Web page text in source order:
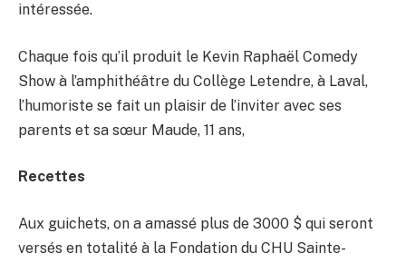
intéressée.
Chaque fois qu’il produit le Kevin Raphaël Comedy
Show à l’amphithéâtre du Collège Letendre, à Laval,
l’humoriste se fait un plaisir de l’inviter avec ses
parents et sa sœur Maude, 11 ans,
Recettes
Aux guichets, on a amassé plus de 3000 $ qui seront
versés en totalité à la Fondation du CHU Sainte-